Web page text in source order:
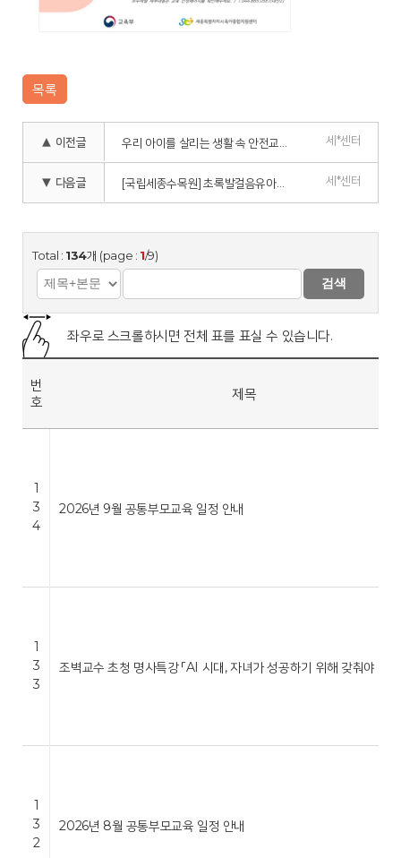
목록
▲ 이전글 세*센터
▼ 다음글 [국립세종수목원] 초록발걸음유아차 걷기대회 안내 세*센터
Total : 134개 (page : 1/9)
검색
좌우로 스크롤하시면 전체 표를 표실 수 있습니다.
번
호
제목
1
3
4
2026년 9월 공통부모교육 일정 안내
1
3
3
조벽교수 초청 명사특강 「AI 시대, 자녀가 성공하기 위해 갖춰야 …
1
3
2
2026년 8월 공통부모교육 일정 안내